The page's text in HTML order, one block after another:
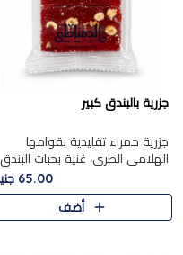
جزرية بالبندق كبير
جزرية حمراء تقليدية بقوامها
الهلامي الطري، غنية بحبات البندق
الفاخرة التي تضيف قرمشة راقية
إلى قوامها الناعم، لتقدم مزيجًا
متوازنًا من النكه..
65.00 جنيه
أضف